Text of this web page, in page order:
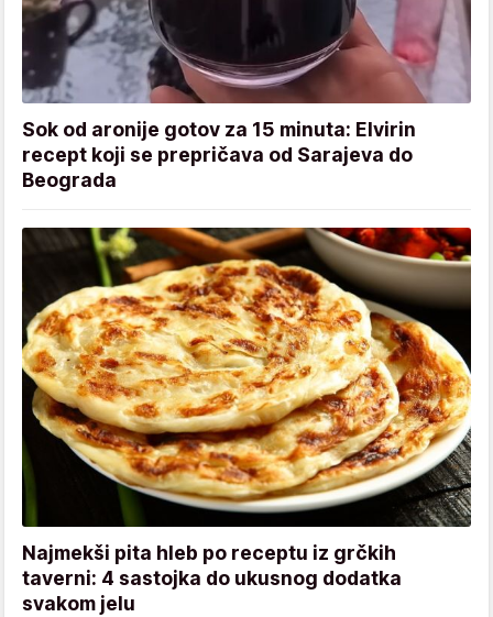
Sok od aronije gotov za 15 minuta: Elvirin
recept koji se prepričava od Sarajeva do
Beograda
Najmekši pita hleb po receptu iz grčkih
taverni: 4 sastojka do ukusnog dodatka
svakom jelu